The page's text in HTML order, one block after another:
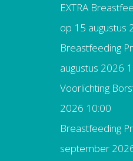
EXTRA
op 15 augustus
Breastfeeding
augustus 2026
Voorlichting
2026 10:00
Breastfeeding
september